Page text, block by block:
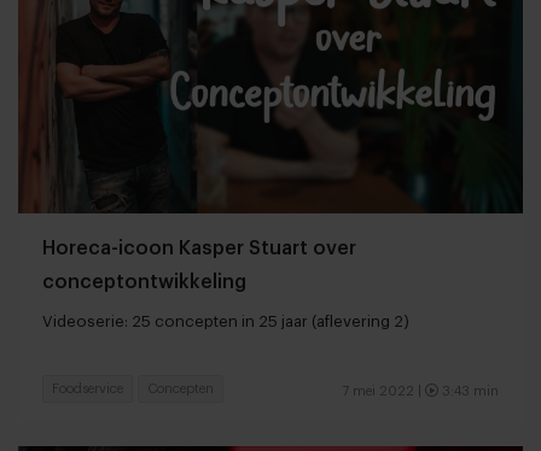
Horeca-icoon Kasper Stuart over
conceptontwikkeling
Videoserie: 25 concepten in 25 jaar (aflevering 2)
7 mei 2022 | 3:43 min
Foodservice Concepten